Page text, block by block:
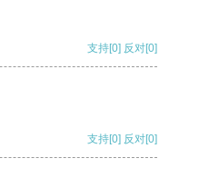
支持[0] 反对[0]
支持[0] 反对[0]